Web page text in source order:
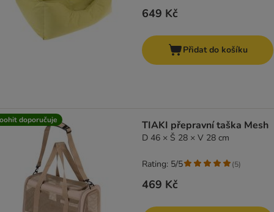
649 Kč
Přidat do košíku
doporučuje TIAKI přepravní taška Mesh
D 46 × Š 28 × V 28 cm
469 Kč
Rating: 5/5 (5)